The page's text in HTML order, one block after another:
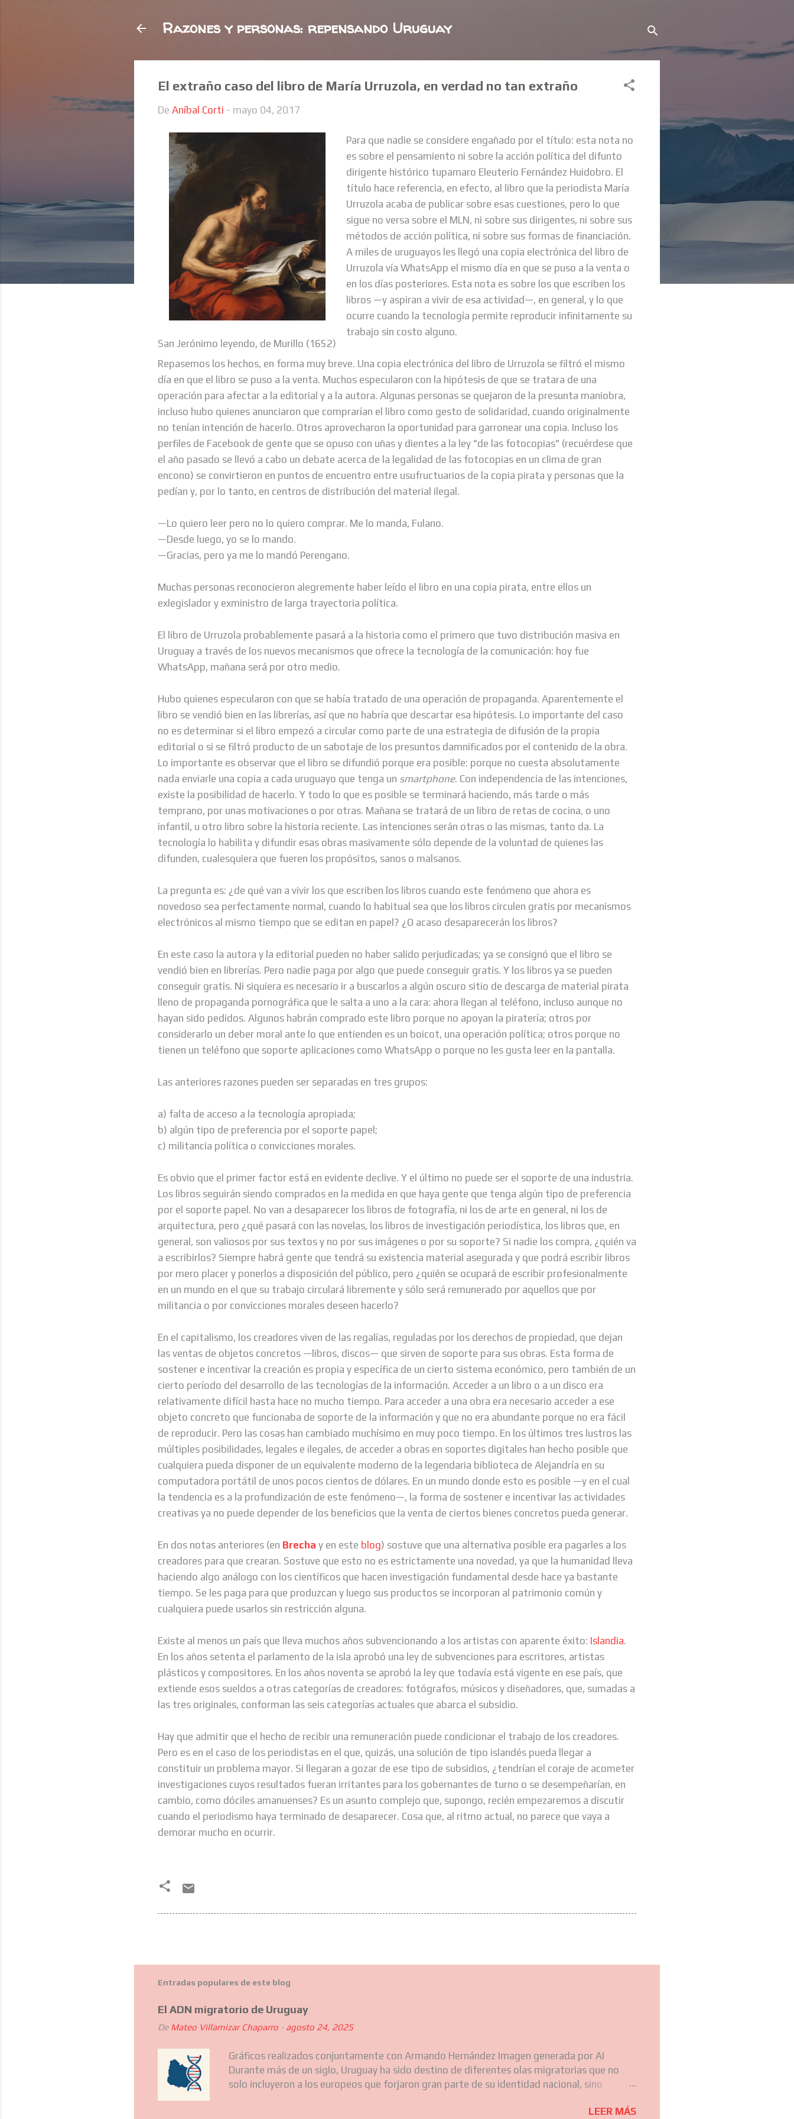
Razones y personas: repensando Uruguay
El extraño caso del libro de María Urruzola, en verdad no tan extraño
De Aníbal Corti - mayo 04, 2017
San Jerónimo leyendo, de Murillo (1652)
Para que nadie se considere engañado por el título: esta nota no
es sobre el pensamiento ni sobre la acción política del difunto
dirigente histórico tupamaro Eleuterio Fernández Huidobro. El
título hace referencia, en efecto, al libro que la periodista María
Urruzola acaba de publicar sobre esas cuestiones, pero lo que
sigue no versa sobre el MLN, ni sobre sus dirigentes, ni sobre sus
métodos de acción política, ni sobre sus formas de financiación.
A miles de uruguayos les llegó una copia electrónica del libro de
Urruzola vía WhatsApp el mismo día en que se puso a la venta o
en los días posteriores. Esta nota es sobre los que escriben los
libros —y aspiran a vivir de esa actividad—, en general, y lo que
ocurre cuando la tecnología permite reproducir infinitamente su
trabajo sin costo alguno.
Repasemos los hechos, en forma muy breve. Una copia electrónica del libro de Urruzola se filtró el mismo
día en que el libro se puso a la venta. Muchos especularon con la hipótesis de que se tratara de una
operación para afectar a la editorial y a la autora. Algunas personas se quejaron de la presunta maniobra,
incluso hubo quienes anunciaron que comprarían el libro como gesto de solidaridad, cuando originalmente
no tenían intención de hacerlo. Otros aprovecharon la oportunidad para garronear una copia. Incluso los
perfiles de Facebook de gente que se opuso con uñas y dientes a la ley "de las fotocopias" (recuérdese que
el año pasado se llevó a cabo un debate acerca de la legalidad de las fotocopias en un clima de gran
encono) se convirtieron en puntos de encuentro entre usufructuarios de la copia pirata y personas que la
pedían y, por lo tanto, en centros de distribución del material ilegal.
—Lo quiero leer pero no lo quiero comprar. Me lo manda, Fulano.
—Desde luego, yo se lo mando.
—Gracias, pero ya me lo mandó Perengano.
Muchas personas reconocieron alegremente haber leído el libro en una copia pirata, entre ellos un
exlegislador y exministro de larga trayectoria política.
El libro de Urruzola probablemente pasará a la historia como el primero que tuvo distribución masiva en
Uruguay a través de los nuevos mecanismos que ofrece la tecnología de la comunicación: hoy fue
WhatsApp, mañana será por otro medio.
Hubo quienes especularon con que se había tratado de una operación de propaganda. Aparentemente el
libro se vendió bien en las librerías, así que no habría que descartar esa hipótesis. Lo importante del caso
no es determinar si el libro empezó a circular como parte de una estrategia de difusión de la propia
editorial o si se filtró producto de un sabotaje de los presuntos damnificados por el contenido de la obra.
Lo importante es observar que el libro se difundió porque era posible: porque no cuesta absolutamente
nada enviarle una copia a cada uruguayo que tenga un smartphone. Con independencia de las intenciones,
existe la posibilidad de hacerlo. Y todo lo que es posible se terminará haciendo, más tarde o más
temprano, por unas motivaciones o por otras. Mañana se tratará de un libro de retas de cocina, o uno
infantil, u otro libro sobre la historia reciente. Las intenciones serán otras o las mismas, tanto da. La
tecnología lo habilita y difundir esas obras masivamente sólo depende de la voluntad de quienes las
difunden, cualesquiera que fueren los propósitos, sanos o malsanos.
La pregunta es: ¿de qué van a vivir los que escriben los libros cuando este fenómeno que ahora es
novedoso sea perfectamente normal, cuando lo habitual sea que los libros circulen gratis por mecanismos
electrónicos al mismo tiempo que se editan en papel? ¿O acaso desaparecerán los libros?
En este caso la autora y la editorial pueden no haber salido perjudicadas; ya se consignó que el libro se
vendió bien en librerías. Pero nadie paga por algo que puede conseguir gratis. Y los libros ya se pueden
conseguir gratis. Ni siquiera es necesario ir a buscarlos a algún oscuro sitio de descarga de material pirata
lleno de propaganda pornográfica que le salta a uno a la cara: ahora llegan al teléfono, incluso aunque no
hayan sido pedidos. Algunos habrán comprado este libro porque no apoyan la piratería; otros por
considerarlo un deber moral ante lo que entienden es un boicot, una operación política; otros porque no
tienen un teléfono que soporte aplicaciones como WhatsApp o porque no les gusta leer en la pantalla.
Las anteriores razones pueden ser separadas en tres grupos:
a) falta de acceso a la tecnología apropiada;
b) algún tipo de preferencia por el soporte papel;
c) militancia política o convicciones morales.
Es obvio que el primer factor está en evidente declive. Y el último no puede ser el soporte de una industria.
Los libros seguirán siendo comprados en la medida en que haya gente que tenga algún tipo de preferencia
por el soporte papel. No van a desaparecer los libros de fotografía, ni los de arte en general, ni los de
arquitectura, pero ¿qué pasará con las novelas, los libros de investigación periodística, los libros que, en
general, son valiosos por sus textos y no por sus imágenes o por su soporte? Si nadie los compra, ¿quién va
a escribirlos? Siempre habrá gente que tendrá su existencia material asegurada y que podrá escribir libros
por mero placer y ponerlos a disposición del público, pero ¿quién se ocupará de escribir profesionalmente
en un mundo en el que su trabajo circulará libremente y sólo será remunerado por aquellos que por
militancia o por convicciones morales deseen hacerlo?
En el capitalismo, los creadores viven de las regalías, reguladas por los derechos de propiedad, que dejan
las ventas de objetos concretos —libros, discos— que sirven de soporte para sus obras. Esta forma de
sostener e incentivar la creación es propia y específica de un cierto sistema económico, pero también de un
cierto período del desarrollo de las tecnologías de la información. Acceder a un libro o a un disco era
relativamente difícil hasta hace no mucho tiempo. Para acceder a una obra era necesario acceder a ese
objeto concreto que funcionaba de soporte de la información y que no era abundante porque no era fácil
de reproducir. Pero las cosas han cambiado muchísimo en muy poco tiempo. En los últimos tres lustros las
múltiples posibilidades, legales e ilegales, de acceder a obras en soportes digitales han hecho posible que
cualquiera pueda disponer de un equivalente moderno de la legendaria biblioteca de Alejandría en su
computadora portátil de unos pocos cientos de dólares. En un mundo donde esto es posible —y en el cual
la tendencia es a la profundización de este fenómeno—, la forma de sostener e incentivar las actividades
creativas ya no puede depender de los beneficios que la venta de ciertos bienes concretos pueda generar.
En dos notas anteriores (en Brecha y en este blog) sostuve que una alternativa posible era pagarles a los
creadores para que crearan. Sostuve que esto no es estrictamente una novedad, ya que la humanidad lleva
haciendo algo análogo con los científicos que hacen investigación fundamental desde hace ya bastante
tiempo. Se les paga para que produzcan y luego sus productos se incorporan al patrimonio común y
cualquiera puede usarlos sin restricción alguna.
Existe al menos un país que lleva muchos años subvencionando a los artistas con aparente éxito: Islandia.
En los años setenta el parlamento de la isla aprobó una ley de subvenciones para escritores, artistas
plásticos y compositores. En los años noventa se aprobó la ley que todavía está vigente en ese país, que
extiende esos sueldos a otras categorías de creadores: fotógrafos, músicos y diseñadores, que, sumadas a
las tres originales, conforman las seis categorías actuales que abarca el subsidio.
Hay que admitir que el hecho de recibir una remuneración puede condicionar el trabajo de los creadores.
Pero es en el caso de los periodistas en el que, quizás, una solución de tipo islandés pueda llegar a
constituir un problema mayor. Si llegaran a gozar de ese tipo de subsidios, ¿tendrían el coraje de acometer
investigaciones cuyos resultados fueran irritantes para los gobernantes de turno o se desempeñarían, en
cambio, como dóciles amanuenses? Es un asunto complejo que, supongo, recién empezaremos a discutir
cuando el periodismo haya terminado de desaparecer. Cosa que, al ritmo actual, no parece que vaya a
demorar mucho en ocurrir.
Entradas populares de este blog
El ADN migratorio de Uruguay
De Mateo Villamizar Chaparro - agosto 24, 2025
Gráficos realizados conjuntamente con Armando Hernández Imagen generada por AI
Durante más de un siglo, Uruguay ha sido destino de diferentes olas migratorias que no
solo incluyeron a los europeos que forjaron gran parte de su identidad nacional, sino
Latina. Estas migraciones sucesivas han ido moldeando silenciosamente el carácterLEER MÁS